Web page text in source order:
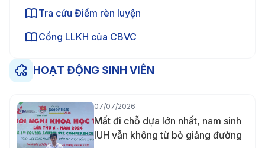
Tra cứu Điểm rèn luyện
Cổng LLKH của CBVC
HOẠT ĐỘNG SINH VIÊN
07/07/2026
Mất đi chỗ dựa lớn nhất, nam sinh
IUH vẫn không từ bỏ giảng đường